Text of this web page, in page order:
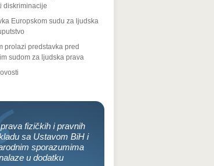
diskriminacije
Europskom sudu za ljudska
prolazi predstavka pred
sudom za ljudska prava
fizičkih i pravnih
sa Ustavom BiH i
sporazumima
u dodatku